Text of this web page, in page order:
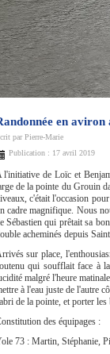
en aviron
parPierre-Marie
Publication : 17 avril 2019
l'initiative de Loïc et
de la pointe du Grouin
c'était l'occasion
cadre magnifique. Nous
Sébastien qui prêtait sa
acheminés depuis
sur place,
qui soufflait face à
malgré l'heure
à l'eau juste de l'autre
de la pointe, et porter les
des équipages :
73 : Martin, Stéphanie,